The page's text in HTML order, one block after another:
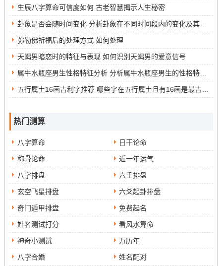
到方位对家居运势的影响是显著的。通过适当的调整和布
置，家居环境不仅能变得更和谐，也能提升居住者的运
势。未来研究应继续介绍风水与现代生活的结合，为更多
家庭提供实用指导。
生辰八字算命可信度如何 古老智慧揭示人生秘密
卦象是否会随时间变化 分析卦象在不同时间段内的变化及其影响因素
弥勒佛祈福后的处理方式 如何处理
天蝎男暗恋时的特征与表现 如何识别天蝎男的爱意信号
属牛水瓶座男生性格特征分析 分析属牛水瓶座男生的性格特点与心理特征
热门测算
八字算命 日干论命
称骨论命 近一年运气
八字排盘 六壬排盘
玄空飞星排盘 六爻起卦排盘
奇门遁甲排盘 免费起名
姓名测试打分 看风水算命
神奇小测试 万历年
八字合婚 姓名配对